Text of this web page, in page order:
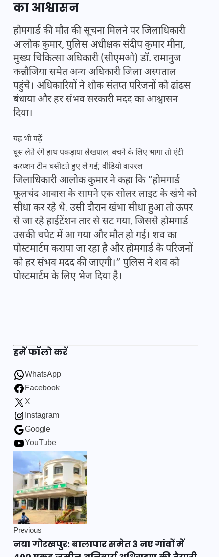
का आश्वासन
होमगार्ड की मौत की सूचना मिलने पर जिलाधिकारी
आलोक कुमार, पुलिस अधीक्षक संदीप कुमार मीना,
मुख्य चिकित्सा अधिकारी (सीएमओ) डॉ. रामानुज
कन्नौजिया समेत अन्य अधिकारी जिला अस्पताल
पहुंचे। अधिकारियों ने शोक संतप्त परिजनों को ढांढस
बंधाया और हर संभव सरकारी मदद का आश्वासन
दिया।
यह भी पढ़ें
घूस लेते रंगे हाथ पकड़ाया लेखपाल, बचने के लिए भागा तो एंटी
करप्शन टीम घसीटते हुए ले गई; वीडियो वायरल
जिलाधिकारी आलोक कुमार ने कहा कि “होमगार्ड
फूलचंद आवास के सामने एक सोलर लाइट के खंभे को
सीधा कर रहे थे, उसी दौरान खंभा सीधा हुआ तो ऊपर
से जा रहे हाईटेंशन तार से सट गया, जिससे होमगार्ड
उसकी चपेट में आ गया और मौत हो गई। शव का
पोस्टमार्टम कराया जा रहा है और होमगार्ड के परिजनों
को हर संभव मदद की जाएगी।” पुलिस ने शव को
पोस्टमार्टम के लिए भेज दिया है।
हमें फॉलो करें
WhatsApp
Facebook
X
Instagram
Google
YouTube
Previous
नया गोरखपुर: बालापार समेत 3 नए गांवों में